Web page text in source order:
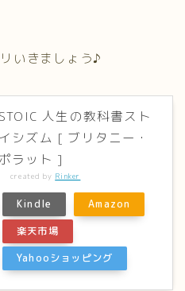
いきましょう♪
STOIC 人生の教科書スト
イシズム [ ブリタニー・
ポラット ]
created by Rinker
Kindle
Amazon
楽天市場
Yahooショッピング